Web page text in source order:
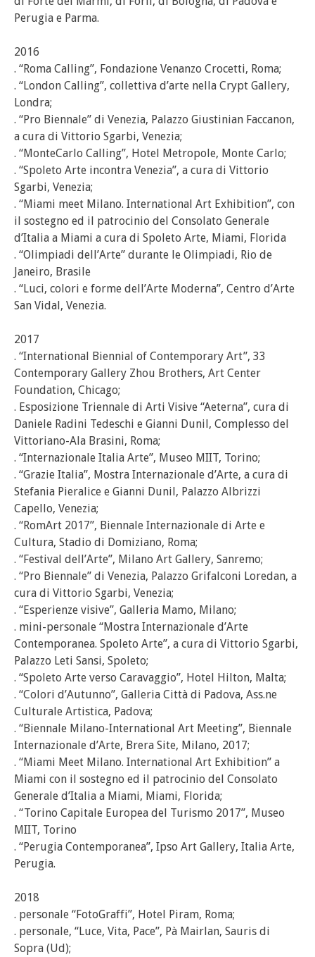
Perugia e Parma.
2016
. “Roma Calling”, Fondazione Venanzo Crocetti, Roma;
. “London Calling”, collettiva d’arte nella Crypt Gallery,
Londra;
. “Pro Biennale” di Venezia, Palazzo Giustinian Faccanon,
a cura di Vittorio Sgarbi, Venezia;
. “MonteCarlo Calling”, Hotel Metropole, Monte Carlo;
. “Spoleto Arte incontra Venezia”, a cura di Vittorio
Sgarbi, Venezia;
. “Miami meet Milano. International Art Exhibition”, con
il sostegno ed il patrocinio del Consolato Generale
d’Italia a Miami a cura di Spoleto Arte, Miami, Florida
. “Olimpiadi dell’Arte” durante le Olimpiadi, Rio de
Janeiro, Brasile
. “Luci, colori e forme dell’Arte Moderna”, Centro d’Arte
San Vidal, Venezia.
2017
. “International Biennial of Contemporary Art”, 33
Contemporary Gallery Zhou Brothers, Art Center
Foundation, Chicago;
. Esposizione Triennale di Arti Visive “Aeterna”, cura di
Daniele Radini Tedeschi e Gianni Dunil, Complesso del
Vittoriano-Ala Brasini, Roma;
. “Internazionale Italia Arte”, Museo MIIT, Torino;
. “Grazie Italia”, Mostra Internazionale d’Arte, a cura di
Stefania Pieralice e Gianni Dunil, Palazzo Albrizzi
Capello, Venezia;
. “RomArt 2017”, Biennale Internazionale di Arte e
Cultura, Stadio di Domiziano, Roma;
. “Festival dell’Arte”, Milano Art Gallery, Sanremo;
. “Pro Biennale” di Venezia, Palazzo Grifalconi Loredan, a
cura di Vittorio Sgarbi, Venezia;
. “Esperienze visive”, Galleria Mamo, Milano;
. mini-personale “Mostra Internazionale d’Arte
Contemporanea. Spoleto Arte”, a cura di Vittorio Sgarbi,
Palazzo Leti Sansi, Spoleto;
. “Spoleto Arte verso Caravaggio”, Hotel Hilton, Malta;
. “Colori d’Autunno”, Galleria Città di Padova, Ass.ne
Culturale Artistica, Padova;
. “Biennale Milano-International Art Meeting”, Biennale
Internazionale d’Arte, Brera Site, Milano, 2017;
. “Miami Meet Milano. International Art Exhibition” a
Miami con il sostegno ed il patrocinio del Consolato
Generale d’Italia a Miami, Miami, Florida;
. “Torino Capitale Europea del Turismo 2017”, Museo
MIIT, Torino
. “Perugia Contemporanea”, Ipso Art Gallery, Italia Arte,
Perugia.
2018
. personale “FotoGraffi”, Hotel Piram, Roma;
. personale, “Luce, Vita, Pace”, Pà Mairlan, Sauris di
Sopra (Ud);